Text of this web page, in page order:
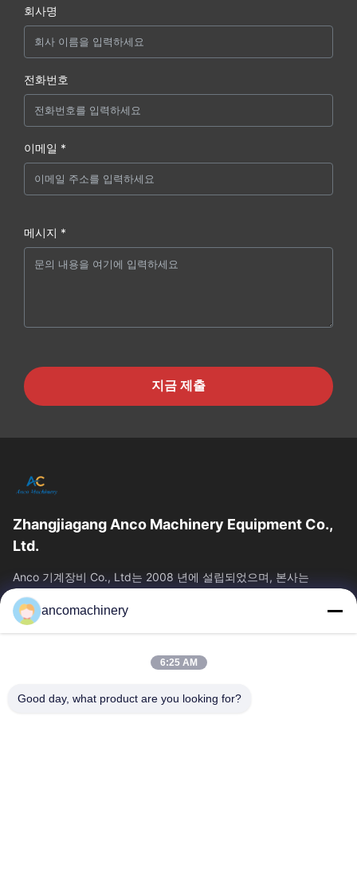
회사명
전화번호
이메일 *
메시지 *
지금 제출
Zhangjiagang Anco Machinery Equipment Co.,
Ltd.
Anco 기계장비 Co., Ltd는 2008 년에 설립되었으며, 본사는
Jiangsu 주 Suzhou 시의 Zhangjiagang 시에 위치하고 있습니다.
빠른 링크
회사 소개
공장 투어
품질 관리
ancomachinery
6:25 AM
Good day, what product are you looking for?